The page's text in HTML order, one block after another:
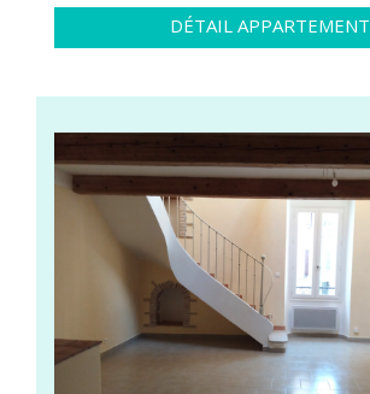
DÉTAIL APPARTEMENT